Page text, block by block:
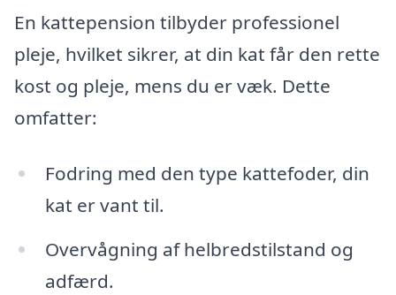
En kattepension tilbyder professionel
pleje, hvilket sikrer, at din kat får den rette
kost og pleje, mens du er væk. Dette
omfatter:
Fodring med den type kattefoder, din
kat er vant til.
Overvågning af helbredstilstand og
adfærd.